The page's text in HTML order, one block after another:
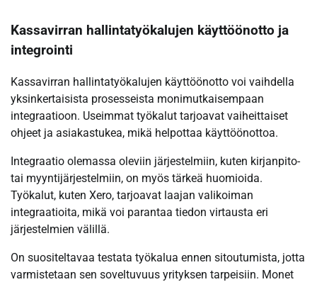
Kassavirran hallintatyökalujen käyttöönotto ja
integrointi
Kassavirran hallintatyökalujen käyttöönotto voi vaihdella
yksinkertaisista prosesseista monimutkaisempaan
integraatioon. Useimmat työkalut tarjoavat vaiheittaiset
ohjeet ja asiakastukea, mikä helpottaa käyttöönottoa.
Integraatio olemassa oleviin järjestelmiin, kuten kirjanpito-
tai myyntijärjestelmiin, on myös tärkeä huomioida.
Työkalut, kuten Xero, tarjoavat laajan valikoiman
integraatioita, mikä voi parantaa tiedon virtausta eri
järjestelmien välillä.
On suositeltavaa testata työkalua ennen sitoutumista, jotta
varmistetaan sen soveltuvuus yrityksen tarpeisiin. Monet